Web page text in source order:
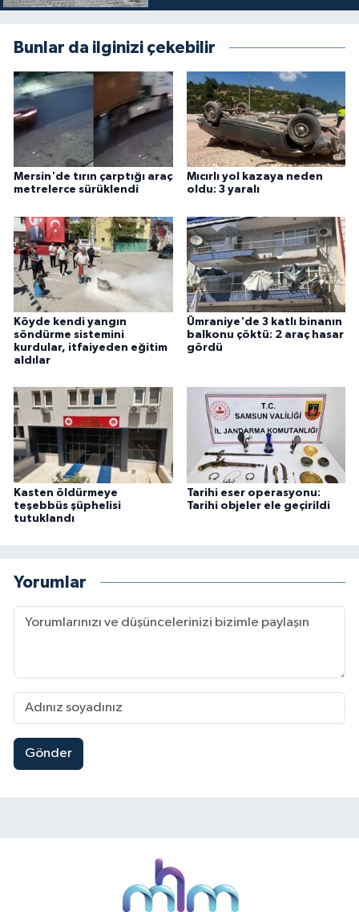
Bunlar da ilginizi çekebilir
Mersin'de tırın çarptığı araç
metrelerce sürüklendi
Mıcırlı yol kazaya neden
oldu: 3 yaralı
Köyde kendi yangın
söndürme sistemini
kurdular, itfaiyeden eğitim
aldılar
Ümraniye'de 3 katlı binanın
balkonu çöktü: 2 araç hasar
gördü
Kasten öldürmeye
teşebbüs şüphelisi
tutuklandı
Tarihi eser operasyonu:
Tarihi objeler ele geçirildi
Yorumlar
Gönder